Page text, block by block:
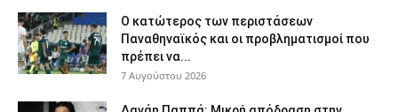
Ο κατώτερος των περιστάσεων
Παναθηναϊκός και οι προβληματισμοί που
πρέπει να...
7 Αυγούστου 2026